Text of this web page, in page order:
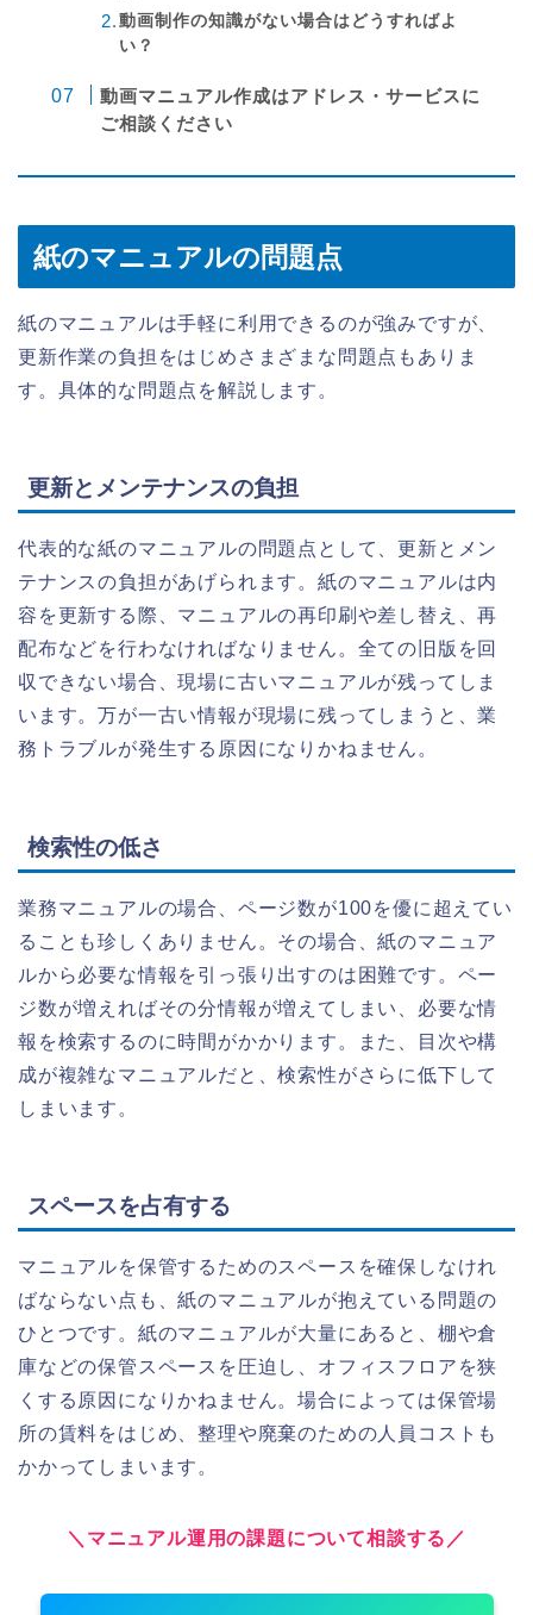
動画制作の知識がない場合はどうすればよ
い？
動画マニュアル作成はアドレス・サービスに
ご相談ください
紙のマニュアルの問題点
紙のマニュアルは手軽に利用できるのが強みですが、
更新作業の負担をはじめさまざまな問題点もありま
す。具体的な問題点を解説します。
更新とメンテナンスの負担
代表的な紙のマニュアルの問題点として、更新とメン
テナンスの負担があげられます。紙のマニュアルは内
容を更新する際、マニュアルの再印刷や差し替え、再
配布などを行わなければなりません。全ての旧版を回
収できない場合、現場に古いマニュアルが残ってしま
います。万が一古い情報が現場に残ってしまうと、業
務トラブルが発生する原因になりかねません。
検索性の低さ
業務マニュアルの場合、ページ数が100を優に超えてい
ることも珍しくありません。その場合、紙のマニュア
ルから必要な情報を引っ張り出すのは困難です。ペー
ジ数が増えればその分情報が増えてしまい、必要な情
報を検索するのに時間がかかります。また、目次や構
成が複雑なマニュアルだと、検索性がさらに低下して
しまいます。
スペースを占有する
マニュアルを保管するためのスペースを確保しなけれ
ばならない点も、紙のマニュアルが抱えている問題の
ひとつです。紙のマニュアルが大量にあると、棚や倉
庫などの保管スペースを圧迫し、オフィスフロアを狭
くする原因になりかねません。場合によっては保管場
所の賃料をはじめ、整理や廃棄のための人員コストも
かかってしまいます。
＼マニュアル運用の課題について相談する／